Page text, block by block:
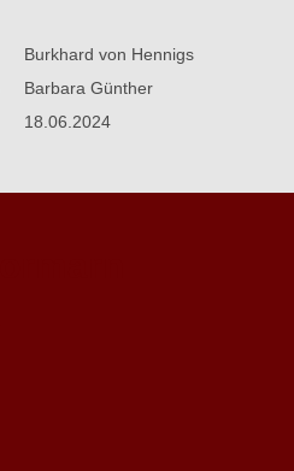
Burkhard von Hennigs
Barbara Günther
18.06.2024